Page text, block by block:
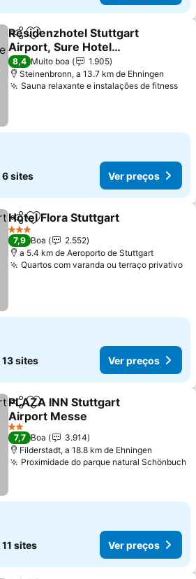
PartilharAdicionar aos favoritos
Residenzhotel Stuttgart
Airport, Sure Hotel
Collection by Best
Western
8,4 Muito boa
1.905
Steinenbronn, a 13.7 km de Ehningen
Sauna relaxante e instalações de fitness
6 sites Ver preços
PartilharAdicionar aos favoritos
Hotel Flora Stuttgart
3 Estrelas
7,9 Boa
2.552
a 5.4 km de Aeroporto de Stuttgart
Quartos com varanda ou terraço privativo
13 sites Ver preços
PartilharAdicionar aos favoritos
PLAZA INN Stuttgart
Airport Messe
2 Estrelas
7,7 Boa
3.914
Filderstadt, a 18.8 km de Ehningen
Proximidade do parque natural Schönbuch
11 sites Ver preços